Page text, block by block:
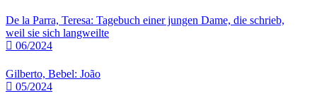
De la Parra, Teresa: Tagebuch einer jungen Dame, die schrieb,
weil sie sich langweilte
06/2024
Gilberto, Bebel: João
05/2024